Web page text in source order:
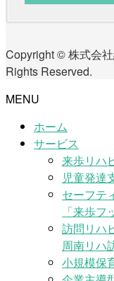
Copyright © 株式会
Rights Reserved.
MENU
ホーム
サービス
来歩リハ
児童発
セーフテ
「来歩フ
訪問リハ
周南リハ
小規模保